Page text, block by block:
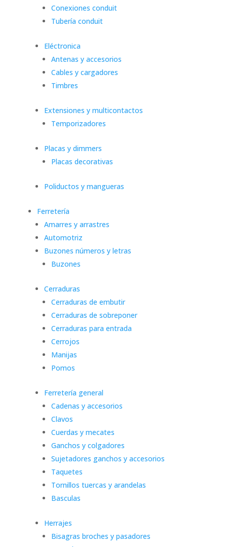
Conexiones conduit
Tubería conduit
Eléctronica
Antenas y accesorios
Cables y cargadores
Timbres
Extensiones y multicontactos
Temporizadores
Placas y dimmers
Placas decorativas
Poliductos y mangueras
Ferretería
Amarres y arrastres
Automotriz
Buzones números y letras
Buzones
Cerraduras
Cerraduras de embutir
Cerraduras de sobreponer
Cerraduras para entrada
Cerrojos
Manijas
Pomos
Ferretería general
Cadenas y accesorios
Clavos
Cuerdas y mecates
Ganchos y colgadores
Sujetadores ganchos y accesorios
Taquetes
Tornillos tuercas y arandelas
Basculas
Herrajes
Bisagras broches y pasadores